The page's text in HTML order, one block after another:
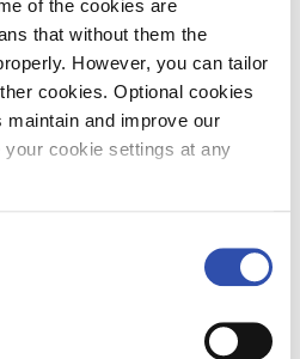
of the cookies are
that without them the
However, you can tailor
cookies. Optional cookies
and improve our
cookie settings at any
motivoi
englannin
vuoden opettajantyön jälkeen
suunnittelusta ja
päästä kehittämään
kokonaisvaltaisemmin, ja
oppimisratkaisuista ja